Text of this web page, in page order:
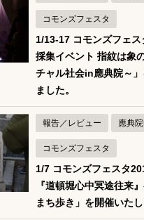
コモンズフェスタ
1/13-17 コモンズフェ
採集イベント 指紋は象
チャル社会in應典院～
ました。
報告／レビュー 應典
コモンズフェスタ
1/7 コモンズフェスタ
『道頓堀心中冥途往来
まち歩き」を開催いたし